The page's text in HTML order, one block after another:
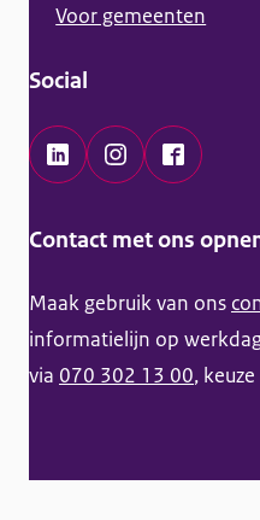
m
a
t
e
Voor gemeenten
Social
L
n
e
d
I
I
s
a
g
r
F
c
b
o
o
Contact met ons
Maak gebruik van ons
informatielijn op
via 070 302 13 00,